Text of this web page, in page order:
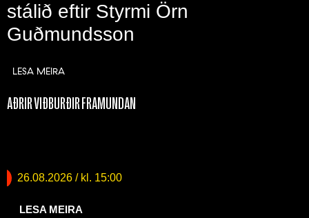
stálið eftir Styrmi Örn
Guðmundsson
LESA MEIRA
AÐRIR VIÐBURÐIR FRAMUNDAN
26.08.2026 / kl. 15:00
LESA MEIRA